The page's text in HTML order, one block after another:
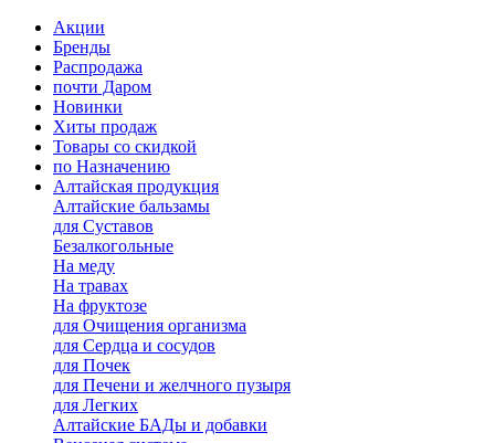
Акции
Бренды
Распродажа
почти Даром
Новинки
Хиты продаж
Товары со скидкой
по Назначению
Алтайская продукция
Алтайские бальзамы
для Суставов
Безалкогольные
На меду
На травах
На фруктозе
для Очищения организма
для Сердца и сосудов
для Почек
для Печени и желчного пузыря
для Легких
Алтайские БАДы и добавки